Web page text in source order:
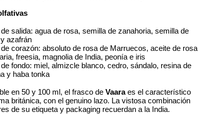
salida: agua de rosa, semilla de zanahoria, semilla de
azafrán
corazón: absoluto de rosa de Marruecos, aceite de rosa
freesia, magnolia de India, peonía e iris
fondo: miel, almizcle blanco, cedro, sándalo, resina de
y haba tonka
en 50 y 100 ml, el frasco de Vaara es el característico
británica, con el genuino lazo. La vistosa combinación
de su etiqueta y packaging recuerdan a la India.